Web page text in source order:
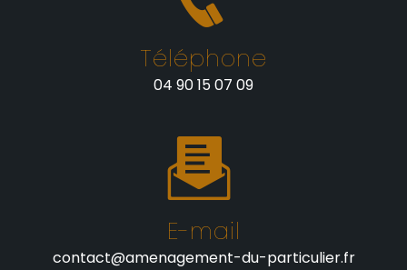
Téléphone
04 90 15 07 09
E-mail
contact@amenagement-du-particulier.fr